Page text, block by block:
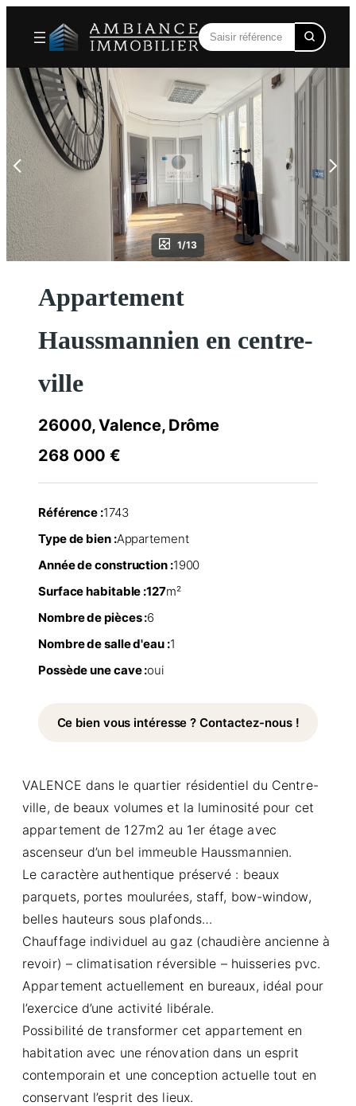
contenu
1/13
Appartement
Haussmannien en centre-
ville
26000, Valence, Drôme
268 000 €
Référence :1743
Type de bien :Appartement
Année de construction :1900
Surface habitable :127m²
Nombre de pièces :6
Nombre de salle d'eau :1
Possède une cave :oui
Ce bien vous intéresse ? Contactez-nous !
VALENCE dans le quartier résidentiel du Centre-
ville, de beaux volumes et la luminosité pour cet
appartement de 127m2 au 1er étage avec
ascenseur d’un bel immeuble Haussmannien.
Le caractère authentique préservé : beaux
parquets, portes moulurées, staff, bow-window,
belles hauteurs sous plafonds…
Chauffage individuel au gaz (chaudière ancienne à
revoir) – climatisation réversible – huisseries pvc.
Appartement actuellement en bureaux, idéal pour
l’exercice d’une activité libérale.
Possibilité de transformer cet appartement en
habitation avec une rénovation dans un esprit
contemporain et une conception actuelle tout en
conservant l’esprit des lieux.